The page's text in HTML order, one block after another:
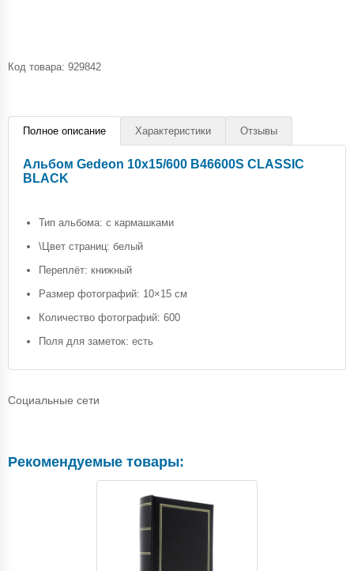
Код товара: 929842
Полное описание Характеристики Отзывы
Альбом Gedeon 10х15/600 B46600S CLASSIC
BLACK
Тип альбома: с кармашками
\Цвет страниц: белый
Переплёт: книжный
Размер фотографий: 10×15 см
Количество фотографий: 600
Поля для заметок: есть
Социальные сети
Рекомендуемые товары: